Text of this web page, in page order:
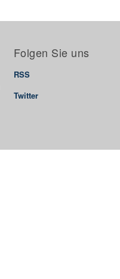
Folgen Sie uns
RSS
Twitter